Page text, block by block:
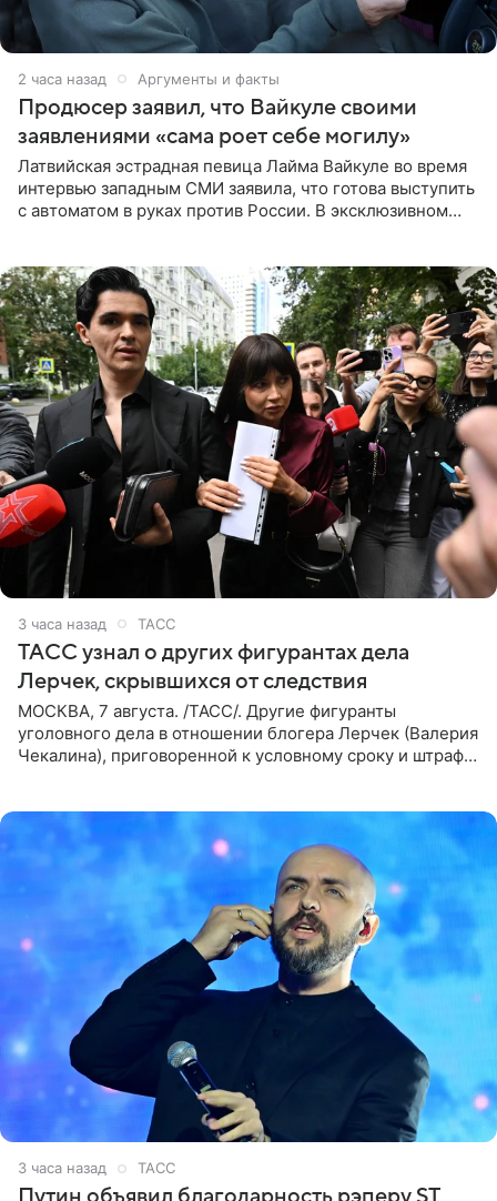
2 часа назад Аргументы и факты
Продюсер заявил, что Вайкуле своими
заявлениями «сама роет себе могилу»
Латвийская эстрадная певица Лайма Вайкуле во время
интервью западным СМИ заявила, что готова выступить
с автоматом в руках против России. В эксклюзивном
3 часа назад ТАСС
ТАСС узнал о других фигурантах дела
Лерчек, скрывшихся от следствия
МОСКВА, 7 августа. /ТАСС/. Другие фигуранты
уголовного дела в отношении блогера Лерчек (Валерия
Чекалина), приговоренной к условному сроку и штрафу,
3 часа назад ТАСС